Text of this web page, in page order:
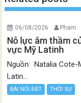
06/08/2026 Pham
Nỗ lực âm thầm
vực Mỹ Latinh
Nguồn: Natalia Cote-
Latin...
BÀI NỔI BẬT THỜI SỰ